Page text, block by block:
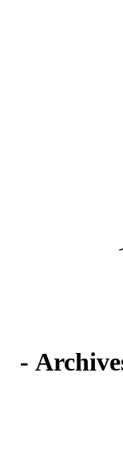
لوازم جانبی کامپیوتر Archives -